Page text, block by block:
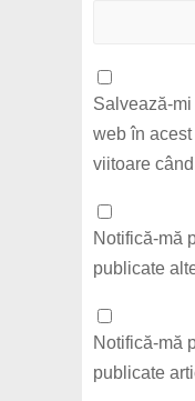
Salvează-
web în
viitoare
Notifică-mă
publicate
Notifică-mă
publicate